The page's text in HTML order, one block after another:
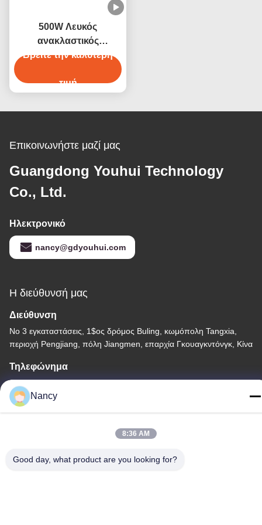
500W Λευκός
ανακλαστικός
δακτυλικός υπέρυθρος
θέρμανση
Βρείτε την καλύτερη
τιμή
Επικοινωνήστε μαζί μας
Guangdong Youhui Technology
Co., Ltd.
Ηλεκτρονικό
nancy@gdyouhui.com
Η διεύθυνσή μας
Διεύθυνση
Νο 3 εγκαταστάσεις, 1$ος δρόμος Buling, κωμόπολη Tangxia,
περιοχή Pengjiang, πόλη Jiangmen, επαρχία Γκουαγκντόνγκ, Κίνα
Τηλεφώνημα
86-0750-3210960
Nancy
8:36 AM
Good day, what product are you looking for?